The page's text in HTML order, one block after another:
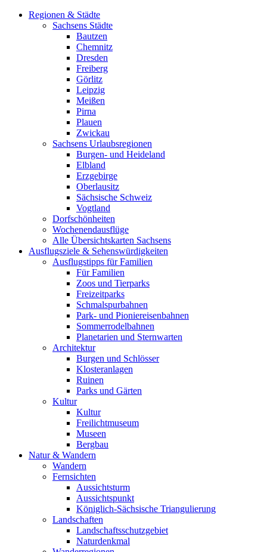
Regionen & Städte
Sachsens Städte
Bautzen
Chemnitz
Dresden
Freiberg
Görlitz
Leipzig
Meißen
Pirna
Plauen
Zwickau
Sachsens Urlaubsregionen
Burgen- und Heideland
Elbland
Erzgebirge
Oberlausitz
Sächsische Schweiz
Vogtland
Dorfschönheiten
Wochenendausflüge
Alle Übersichtskarten Sachsens
Ausflugsziele & Sehenswürdigkeiten
Ausflugstipps für Familien
Für Familien
Zoos und Tierparks
Freizeitparks
Schmalspurbahnen
Park- und Pioniereisenbahnen
Sommerrodelbahnen
Planetarien und Sternwarten
Architektur
Burgen und Schlösser
Klosteranlagen
Ruinen
Parks und Gärten
Kultur
Kultur
Freilichtmuseum
Museen
Bergbau
Natur & Wandern
Wandern
Fernsichten
Aussichtsturm
Aussichtspunkt
Königlich-Sächsische Triangulierung
Landschaften
Landschaftsschutzgebiet
Naturdenkmal